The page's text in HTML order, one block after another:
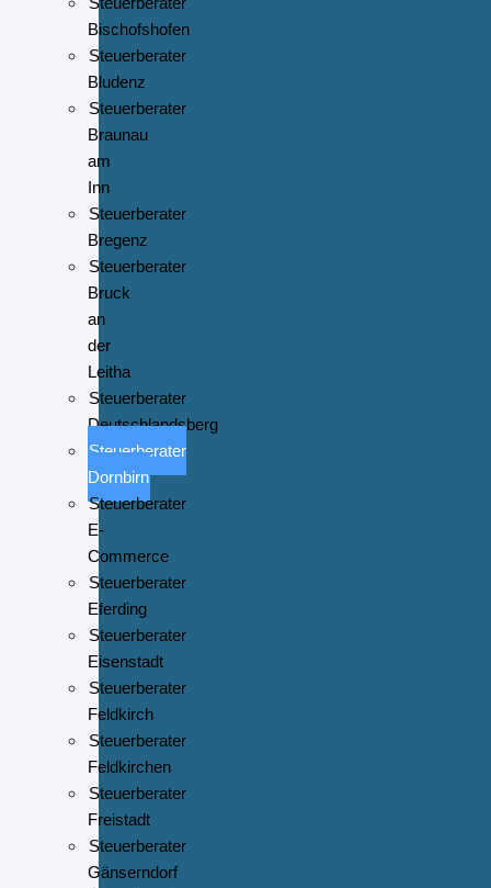
Bischofshofen
Steuerberater
Bludenz
Steuerberater
Braunau
am
Inn
Steuerberater
Bregenz
Steuerberater
Bruck
an
der
Leitha
Steuerberater
Deutschlandsberg
Steuerberater
Dornbirn
Steuerberater
E-
Commerce
Steuerberater
Eferding
Steuerberater
Eisenstadt
Steuerberater
Feldkirch
Steuerberater
Feldkirchen
Steuerberater
Freistadt
Steuerberater
Gänserndorf